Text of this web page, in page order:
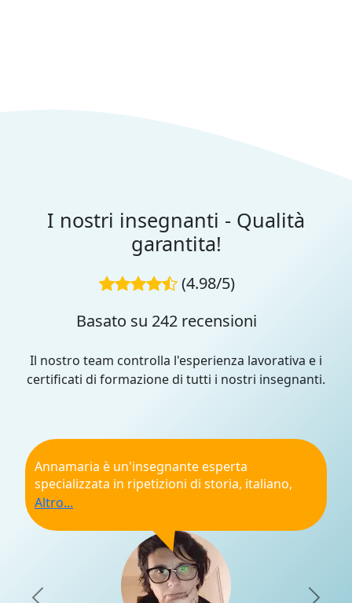
I nostri insegnanti - Qualità
garantita!
(4.98/5)
Basato su 242 recensioni
Il nostro team controlla l'esperienza lavorativa e i
certificati di formazione di tutti i nostri insegnanti.
Annamaria è un'insegnante esperta
specializzata in ripetizioni di storia, italiano,
latino e greco. Offre, inoltre, supporto nella
stesura della tesi e nella preparazione degli
esami universitari. La sua priorità è aiutare gli
studenti a raggiungere i propri obiettivi
attraverso un piano di studio personalizzato,
adattato alle loro esigenze specifiche.